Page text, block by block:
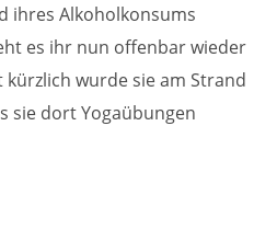
ihres Alkoholkonsums
es ihr nun offenbar wieder
wurde sie am Strand
sie dort Yogaübungen